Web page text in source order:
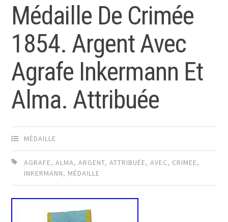
Médaille De Crimée
1854. Argent Avec
Agrafe Inkermann Et
Alma. Attribuée
MÉDAILLE
AGRAFE,ALMA,ARGENT,ATTRIBUÉE,AVEC, CRIMEE,
INKERMANN, MÉDAILLE